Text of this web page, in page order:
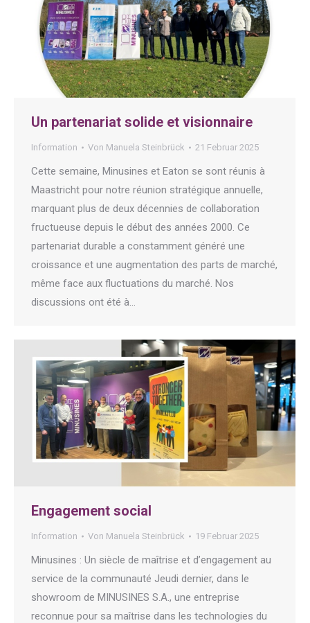
Un partenariat solide et visionnaire
Information Von Manuela Steinbrück 21 Februar 2025
Cette semaine, Minusines et Eaton se sont réunis à
Maastricht pour notre réunion stratégique annuelle,
marquant plus de deux décennies de collaboration
fructueuse depuis le début des années 2000. Ce
partenariat durable a constamment généré une
croissance et une augmentation des parts de marché,
même face aux fluctuations du marché. Nos
discussions ont été à…
Engagement social
Information Von Manuela Steinbrück 19 Februar 2025
Minusines : Un siècle de maîtrise et d’engagement au
service de la communauté Jeudi dernier, dans le
showroom de MINUSINES S.A., une entreprise
reconnue pour sa maîtrise dans les technologies du